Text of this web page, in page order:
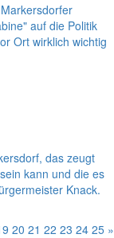
auf die Politik
Ort wirklich wichtig
das zeugt
kann und die es
Knack.
20 21 22 23 24 25 »